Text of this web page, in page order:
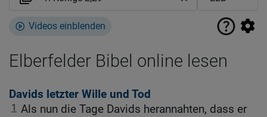
Videos einblenden
Elberfelder Bibel online lesen
Davids letzter Wille und Tod
1 Als nun die Tage Davids herannahten, dass er